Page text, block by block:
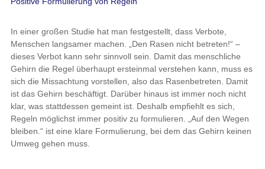
In einer großen Studie hat man festgestellt, dass Verbote,
Menschen langsamer machen. „Den Rasen nicht betreten!“ –
dieses Verbot kann sehr sinnvoll sein. Damit das menschliche
Gehirn die Regel überhaupt ersteinmal verstehen kann, muss es
sich die Missachtung vorstellen, also das Rasenbetreten. Damit
ist das Gehirn beschäftigt. Darüber hinaus ist immer noch nicht
klar, was stattdessen gemeint ist. Deshalb empfiehlt es sich,
Regeln möglichst immer positiv zu formulieren. „Auf den Wegen
bleiben.“ ist eine klare Formulierung, bei dem das Gehirn keinen
Umweg gehen muss.